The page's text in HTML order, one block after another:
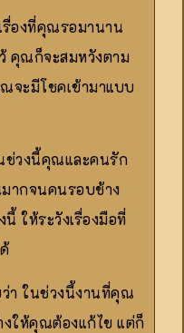
องที่คุณรอมานาน
คุณก็จะสมหวังตาม
จะมีโชคเข้ามาแบบ
ช่วงนี้คุณและคนรัก
ากจนคนรอบช้าง
ให้ระวังเรื่องมือที่
า ในช่วงนี้งานที่คุณ
งให้คุณต้องแก้ไข แต่ก็